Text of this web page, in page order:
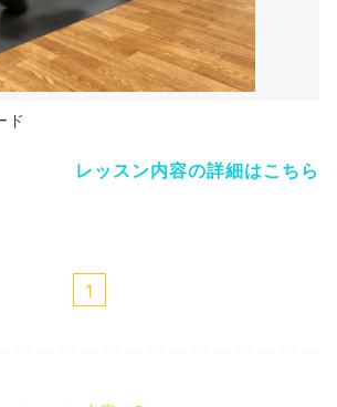
ド
レッスン内容の詳細はこちら
1